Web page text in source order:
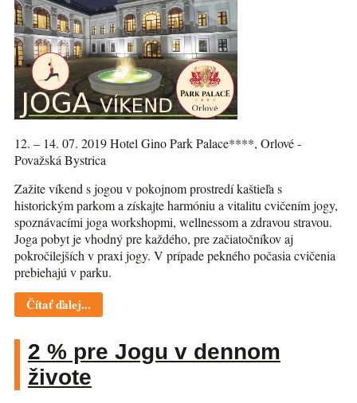
12. – 14. 07. 2019 Hotel Gino Park Palace****, Orlové -
Považská Bystrica
Zažite víkend s jogou v pokojnom prostredí kaštieľa s
historickým parkom a získajte harmóniu a vitalitu cvičením jogy,
spoznávacími joga workshopmi, wellnessom a zdravou stravou.
Joga pobyt je vhodný pre každého, pre začiatočníkov aj
pokročilejších v praxi jogy. V prípade pekného počasia cvičenia
prebiehajú v parku.
Čítať ďalej...
2 % pre Jogu v dennom
živote